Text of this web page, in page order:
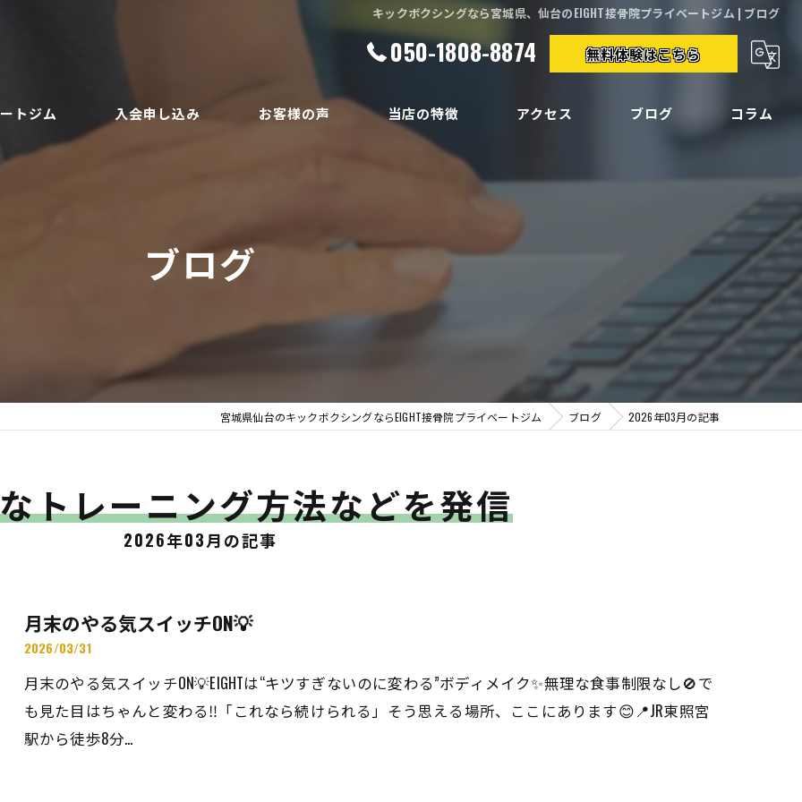
キックボクシングなら宮城県、仙台のEIGHT接骨院プライベートジム | ブログ
050-1808-8874 無料体験はこちら
トジム 入会申し込み お客様の声 当店の特徴 アクセス ブログ コラム
ブログ
宮城県仙台のキックボクシングならEIGHT接骨院プライベートジム ブログ 2026年03月の記事
トレーニング方法などを発信
2026年03月の記事
月末のやる気スイッチON💡
2026/03/31
月末のやる気スイッチON💡EIGHTは“キツすぎないのに変わる”ボディメイク✨無理な食事制限なし🚫で
も見た目はちゃんと変わる‼️「これなら続けられる」そう思える場所、ここにあります😊📍JR東照宮
駅から徒歩8分…